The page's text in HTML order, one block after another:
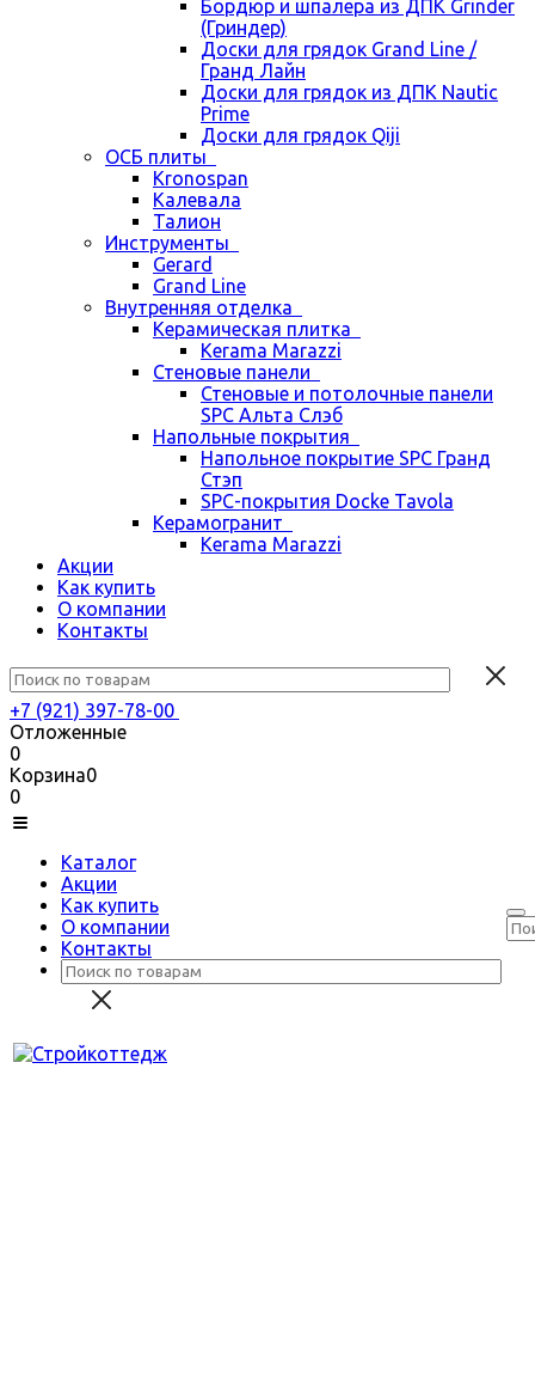
Бордюр и шпалера из ДПК Grinder
(Гриндер)
Доски для грядок Grand Line /
Гранд Лайн
Доски для грядок из ДПК Nautic
Prime
Доски для грядок Qiji
ОСБ плиты
Kronospan
Калевала
Талион
Инструменты
Gerard
Grand Line
Внутренняя отделка
Керамическая плитка
Kerama Marazzi
Стеновые панели
Стеновые и потолочные панели
SPC Альта Слэб
Напольные покрытия
Напольное покрытие SPC Гранд
Стэп
SPC-покрытия Docke Tavola
Керамогранит
Kerama Marazzi
Акции
Как купить
О компании
Контакты
+7 (921) 397-78-00
Отложенные
0
Корзина0
0
Каталог
Акции
Как купить
О компании
Контакты